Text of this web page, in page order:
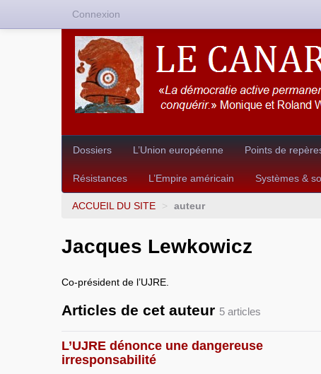
Dossiers L’Union européenne Points de
Résistances L’Empire américain Systèmes &
ACCUEIL DU SITE > auteur
Jacques Lewkowicz
Co-président de l’UJRE.
Articles de cet auteur 5 articles
L’UJRE dénonce une dangereuse
irresponsabilité
Connexion